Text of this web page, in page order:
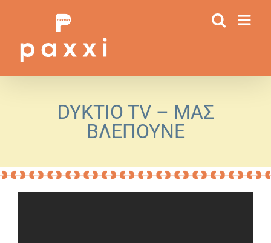
περιεχόμενο
DYKTIO TV – ΜΑΣ
ΒΛΕΠΟΥΝΕ